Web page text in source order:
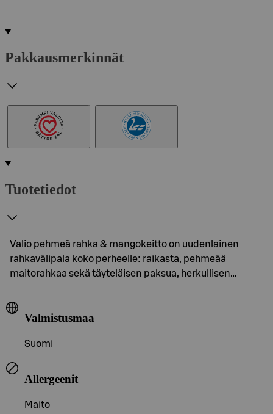
Pakkausmerkinnät
Tuotetiedot
Valio pehmeä rahka & mangokeitto on uudenlainen
rahkavälipala koko perheelle: raikasta, pehmeää
maitorahkaa sekä täyteläisen paksua, herkullisen…
Valmistusmaa
Suomi
Allergeenit
Maito